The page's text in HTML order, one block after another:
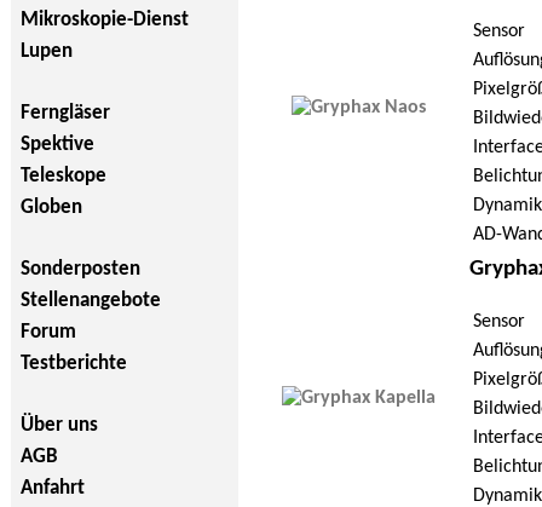
Mikroskopie-Dienst
Lupen
Ferngläser
Spektive
Teleskope
Globen
Sonderposten
Stellenangebote
Forum
Testberichte
Über uns
AGB
Anfahrt
Sensor
AD-
Sensor